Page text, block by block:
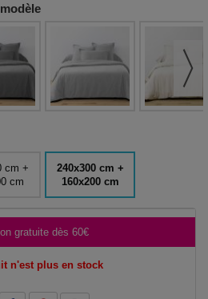
cm +
cm
240x300 cm +
160x200 cm
gratuite dès 60€
n'est plus en stock